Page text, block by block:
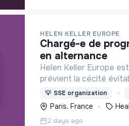
HELEN KELLER EUROPE
chargé-e de programme planvue
en alternance
Helen Keller Europe
prévient la cécité évitable et la
(1ère cause de cécité
moins de 5 ans) en
France.
💡 SSE organization
Paris, France
2 days ago